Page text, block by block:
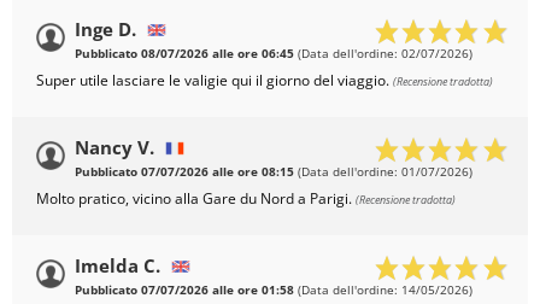
Inge D.
Pubblicato 08/07/2026 alle ore 06:45 (Data dell'ordine: 02/07/2026)
Super utile lasciare le valigie qui il giorno del viaggio. (Recensione tradotta)
Nancy V.
Pubblicato 07/07/2026 alle ore 08:15 (Data dell'ordine: 01/07/2026)
Molto pratico, vicino alla Gare du Nord a Parigi. (Recensione tradotta)
Imelda C.
Pubblicato 07/07/2026 alle ore 01:58 (Data dell'ordine: 14/05/2026)